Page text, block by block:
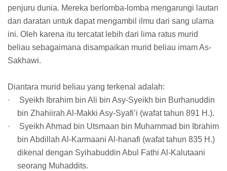
penjuru dunia. Mereka berlomba-lomba mengarungi lautan
dan daratan untuk dapat mengambil ilmu dari sang ulama
ini. Oleh karena itu tercatat lebih dari lima ratus murid
beliau sebagaimana disampaikan murid beliau imam As-
Sakhawi.
Diantara murid beliau yang terkenal adalah:
·
Syeikh Ibrahim bin Ali bin Asy-Syeikh bin Burhanuddin
bin Zhahiirah Al-Makki Asy-Syafi’i (wafat tahun 891 H.).
·
Syeikh Ahmad bin Utsmaan bin Muhammad bin Ibrahim
bin Abdillah Al-Karmaani Al-hanafi (wafat tahun 835 H.)
dikenal dengan Syihabuddin Abul Fathi Al-Kalutaani
seorang Muhaddits.